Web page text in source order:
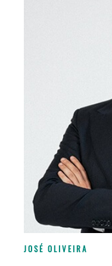
JOSÉ OLIVEIRA